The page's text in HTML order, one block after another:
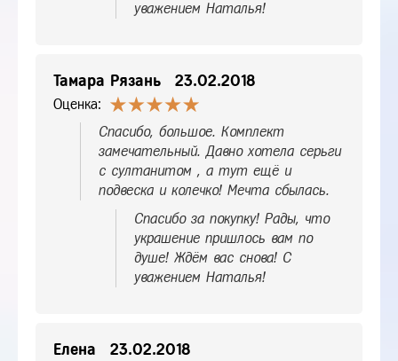
уважением Наталья!
Тамара Рязань 23.02.2018
Оценка:
Спасибо, большое. Комплект
замечательный. Давно хотела серьги
с султанитом , а тут ещё и
подвеска и колечко! Мечта сбылась.
Спасибо за покупку! Рады, что
украшение пришлось вам по
душе! Ждём вас снова! С
уважением Наталья!
Елена 23.02.2018